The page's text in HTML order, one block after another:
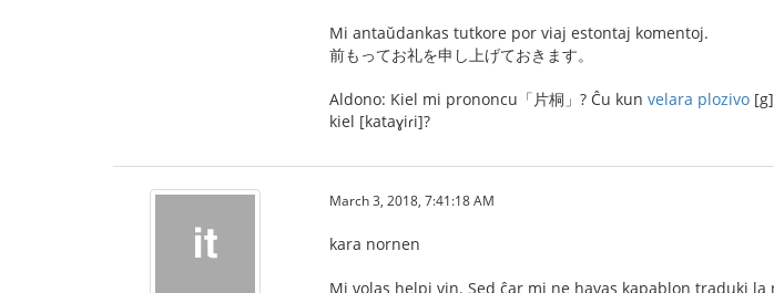
Mi antaŭdankas tutkore por viaj estontaj komentoj.
前もってお礼を申し上げておきます。
Aldono: Kiel mi prononcu「片桐」? Ĉu kun velara plozivo
kiel [kataɣiɾi]?
March 3, 2018, 7:41:18 AM
kara nornen
Mi volas helpi vin. Sed ĉar mi ne havas kapablon traduki